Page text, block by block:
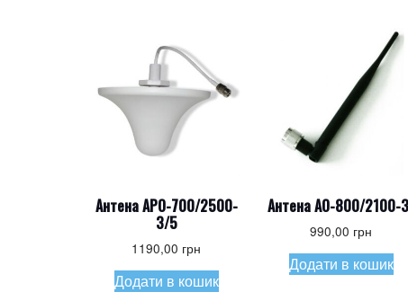
Антена APO-700/2500-
3/5
1190,00 грн
Додати в кошик
Антена AO-800/2100-
990,00 грн
Додати в кошик